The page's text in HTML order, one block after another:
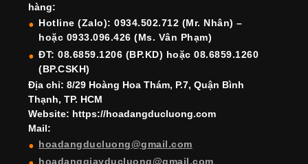
o
o
k
m
n
b
e
b
e
h
hàng:
Hotline (Zalo): 0934.502.712 (Mr. Nhân) –
hoặc 0933.096.426 (Ms. Vân Phạm)
ĐT: 08.6859.1206 (BP.KD) hoặc 08.6859.1260
(BP.CSKH)
Địa chỉ: 8/29 Hoàng Hoa Thám, P.7, Quận Bình
Thạnh, TP. HCM
Website: https://hoadangducluong.com
Mail:
hoadangducluong@gmail.com
hoadanggiayducluong@gmail.com